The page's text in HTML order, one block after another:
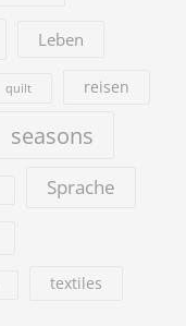
Leben
quilt reisen
seasons
Sprache
textiles